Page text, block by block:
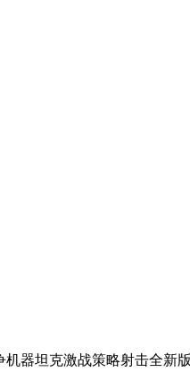
器坦克激战策略射击全新